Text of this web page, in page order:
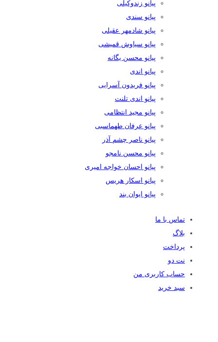
پیانو زندوکیلی
پیانو سندی
پیانو شادمهر عقیلی
پیانو سیاوش قمیشی
پیانو محسن یگانه
پیانو اندی
پیانو فریدون آسرایی
پیانو اندی تلنت
پیانو مجید انتظامی
پیانو عرفان طهماسبی
پیانو ناصر چشم آذر
پیانو محسن نامجو
پیانو احسان خواجه امیری
پیانو اسکار هریس
پیانو ایوان بند
تماس با ما
بلاگ
پرداخت
نت دو
حساب کاربری من
سبد خرید